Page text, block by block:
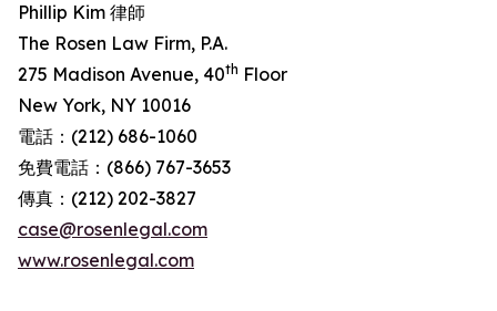
Phillip Kim 律師
The Rosen Law Firm, P.A.
275 Madison Avenue, 40th Floor
New York, NY 10016
電話：(212) 686-1060
免費電話：(866) 767-3653
傳真：(212) 202-3827
case@rosenlegal.com
www.rosenlegal.com